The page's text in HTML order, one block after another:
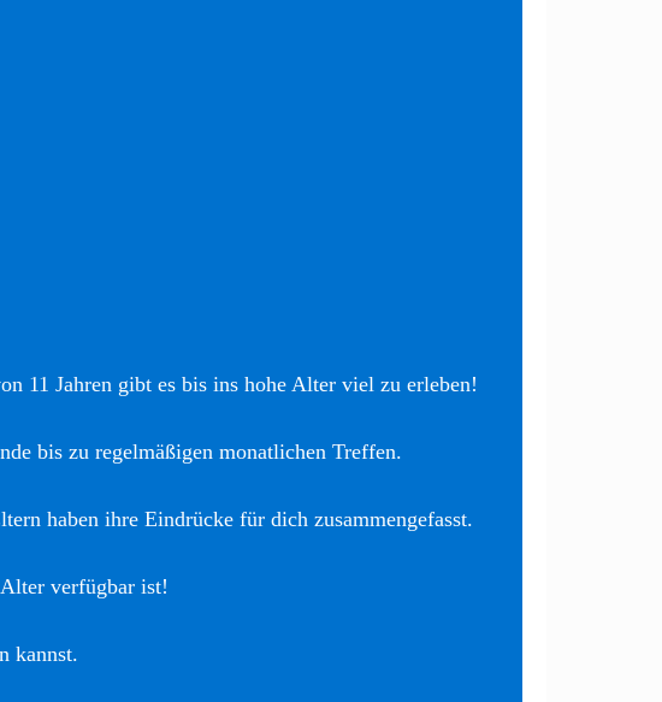
11 Jahren gibt es bis ins hohe Alter viel zu erleben!
bis zu regelmäßigen monatlichen Treffen.
haben ihre Eindrücke für dich zusammengefasst.
verfügbar ist!
kannst.